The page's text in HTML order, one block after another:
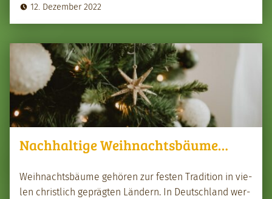
12. Dezember 2022
Nachhaltige Weihnachtsbäume…
Wei­h­nachts­bäume gehören zur fes­ten Tra­di­tion in vie­
len christlich geprägten Län­dern. In Deutsch­land wer­